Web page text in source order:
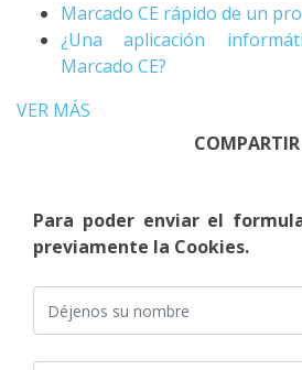
Marcado CE rápido de un
¿Una aplicación
Marcado CE?
VER MÁS
Para poder enviar el
previamente la Cookies.